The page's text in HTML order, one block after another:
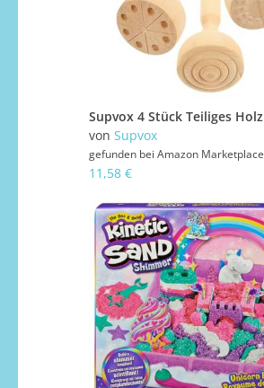
von Supvox
gefunden bei Amazon Marketplace
11,58 €